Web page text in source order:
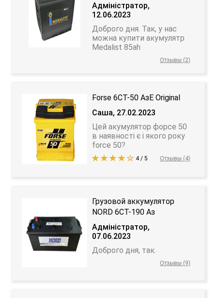
Адміністратор,
12.06.2023
Доброго дня. Так, у нас
можна купити акумулятр
Medalist 85ah
Отзывы (2)
Forse 6СТ-50 АзЕ Original
Саша, 27.02.2023
Цей акумулятор форсе 50
в наявності є і якого року
force 50?
4 / 5 Отзывы (4)
Грузовой аккумулятор
NORD 6СТ-190 Аз
Адміністратор,
07.06.2023
Доброго дня, так.
Отзывы (9)